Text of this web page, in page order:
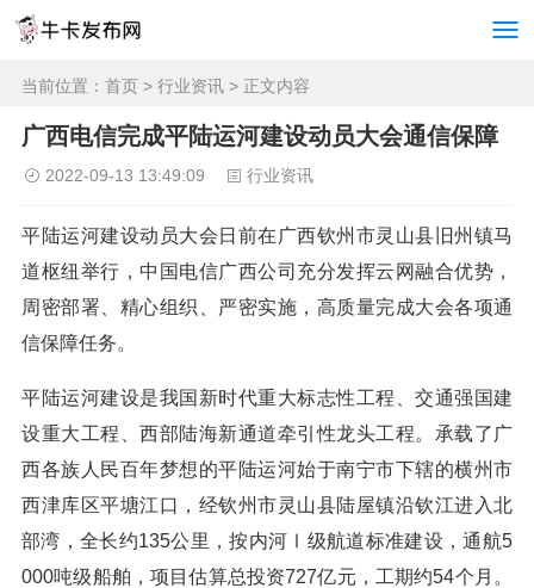
当前位置： 首页 > 行业资讯 > 正文内容
广西电信完成平陆运河建设动员大会通信保障
2022-09-13 13:49:09 行业资讯
平陆运河建设动员大会日前在广西钦州市灵山县旧州镇马
道枢纽举行，中国电信广西公司充分发挥云网融合优势，
周密部署、精心组织、严密实施，高质量完成大会各项通
信保障任务。
平陆运河建设是我国新时代重大标志性工程、交通强国建
设重大工程、西部陆海新通道牵引性龙头工程。承载了广
西各族人民百年梦想的平陆运河始于南宁市下辖的横州市
西津库区平塘江口，经钦州市灵山县陆屋镇沿钦江进入北
部湾，全长约135公里，按内河Ⅰ级航道标准建设，通航5
000吨级船舶，项目估算总投资727亿元，工期约54个月。